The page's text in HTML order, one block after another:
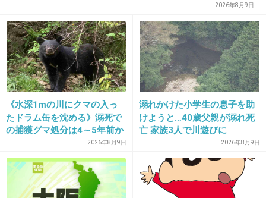
この顔で人気アイドルとか…親は何で止めなか
ったんだろう？私がこの顔ならアイドルなろう
とは思わない。
+91 -26
18. 匿名2014/05/04(日) 10:08:35
-7
2026年8月9日
《水深1mの川にクマの入っ
たドラム缶を沈める》溺死で
の捕獲グマ処分は4～5年前か
ら 「先人の経験から時間を
決めていた」「溺死だけがフ
ォーカスされ困惑」と町の担
2026年8月9日
溺れかけた小学生の息子を助
けようと…40歳父親が溺れ死
亡 家族3人で川遊びに
2026年8月9日